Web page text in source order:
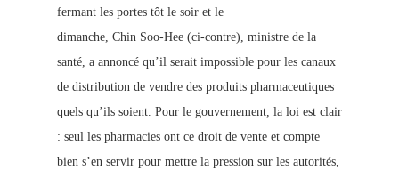
fermant les portes tôt le soir et le
dimanche, Chin Soo-Hee (ci-contre), ministre de la
santé, a annoncé qu’il serait impossible pour les canaux
de distribution de vendre des produits pharmaceutiques
quels qu’ils soient. Pour le gouvernement, la loi est clair
: seul les pharmacies ont ce droit de vente et compte
bien s’en servir pour mettre la pression sur les autorités,